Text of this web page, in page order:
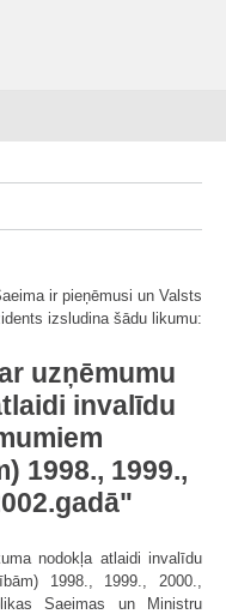
ir pieņēmusi un Valsts
izsludina šādu likumu:
uzņēmumu
invalīdu
1998., 1999.,
nodokļa atlaidi invalīdu
1998., 1999., 2000.,
Saeimas un Ministru